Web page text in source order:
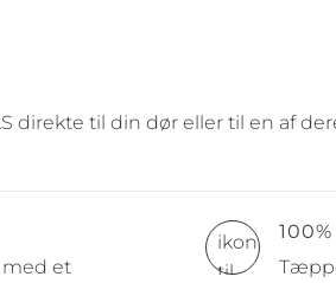
direkte til din dør eller til en af
et